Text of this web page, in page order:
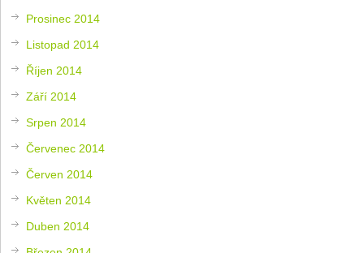
Prosinec 2014
Listopad 2014
Říjen 2014
Září 2014
Srpen 2014
Červenec 2014
Červen 2014
Květen 2014
Duben 2014